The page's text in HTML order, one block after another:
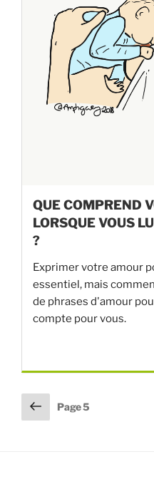
QUE COMPREND
LORSQUE VOUS
?
Exprimer votre amour
essentiel, mais
de phrases d'amour
compte pour vous.
Pagination
des
Page
précédente
Page5